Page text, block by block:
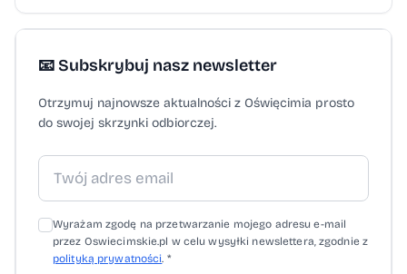
📧 Subskrybuj nasz newsletter
Otrzymuj najnowsze aktualności z Oświęcimia prosto
do swojej skrzynki odbiorczej.
Wyrażam zgodę na przetwarzanie mojego adresu e-mail
przez Oswiecimskie.pl w celu wysyłki newslettera, zgodnie z
polityką prywatności. *